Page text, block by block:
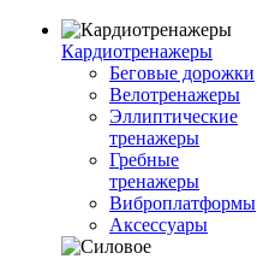
Кардиотренажеры
Беговые дорожки
Велотренажеры
Эллиптические
тренажеры
Гребные
тренажеры
Виброплатформы
Аксессуары